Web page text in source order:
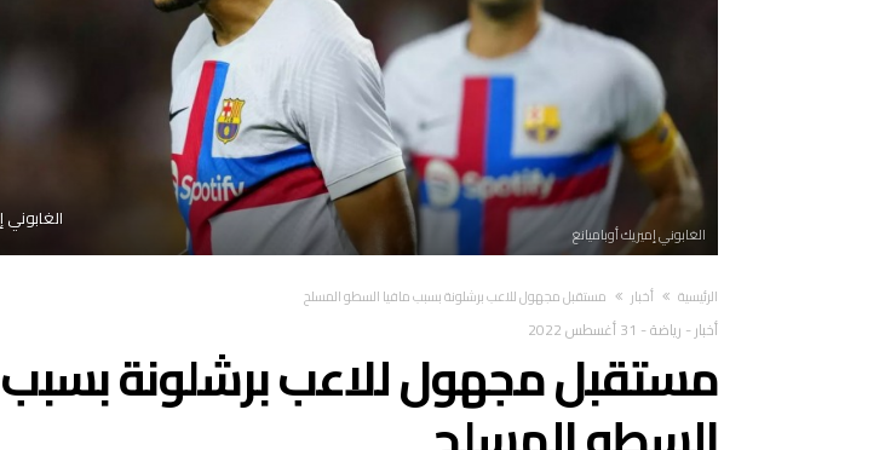
الغابوني إميريك أوباميانغ
الغابوني
‫الرئيسية‬ أخبار مستقبل مجهول للاعب برشلونة بسبب مافيا السطو المسلح
أخبار- رياضة- 31 أغسطس 2022
مستقبل مجهول للاعب برشلونة بسبب